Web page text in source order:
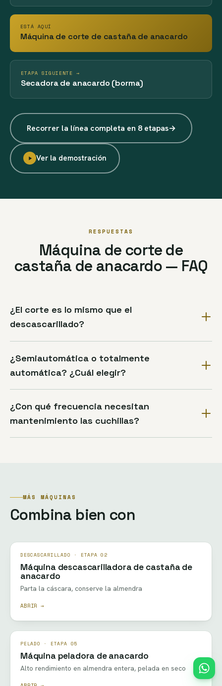
ESTÁ AQUÍ
Máquina de corte de castaña de anacardo
ETAPA SIGUIENTE →
Secadora de anacardo (borma)
Recorrer la línea completa en 8 etapas→
Ver la demostración
RESPUESTAS
Máquina de corte de
castaña de anacardo — FAQ
¿El corte es lo mismo que el
descascarillado?
¿Semiautomática o totalmente
automática? ¿Cuál elegir?
¿Con qué frecuencia necesitan
mantenimiento las cuchillas?
MÁS MÁQUINAS
Combina bien con
DESCASCARILLADO · ETAPA 02
Máquina descascarilladora de castaña de
anacardo
Parta la cáscara, conserve la almendra
ABRIR →
PELADO · ETAPA 05
Máquina peladora de anacardo
Alto rendimiento en almendra entera, pelada en seco